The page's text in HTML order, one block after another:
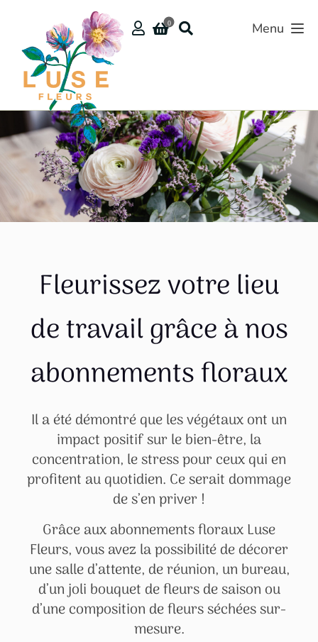
0 Menu
Fleurissez votre lieu
de travail grâce à nos
abonnements floraux
Il a été démontré que les végétaux ont un
impact positif sur le bien-être, la
concentration, le stress pour ceux qui en
profitent au quotidien. Ce serait dommage
de s’en priver !
Grâce aux abonnements floraux Luse
Fleurs, vous avez la possibilité de décorer
une salle d’attente, de réunion, un bureau,
d’un joli bouquet de fleurs de saison ou
d’une composition de fleurs séchées sur-
mesure.